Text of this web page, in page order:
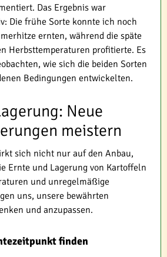
Das Ergebnis war
Die frühe Sorte konnte ich noch
ernten, während die späte
Herbsttemperaturen profitierte. Es
wie sich die beiden Sorten
Bedingungen entwickelten.
Neue
meistern
sich nicht nur auf den Anbau,
Ernte und Lagerung von Kartoffeln
und unregelmäßige
uns, unsere bewährten
und anzupassen.
finden